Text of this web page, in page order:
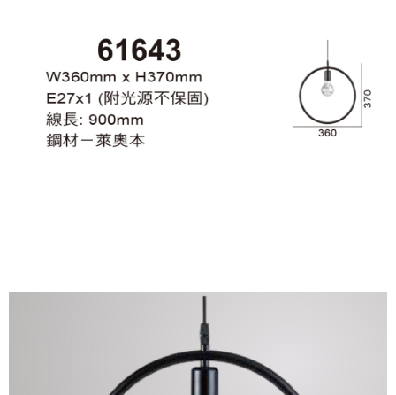
３．未成年的使用者請事先徵得法定代理人或監護人之同意方可使用
「AFTEE先享後付」，若未經同意申辦者引起之損失，本公司不負相關責
４．使用「AFTEE先享後付」時，將依據個別帳號之用戶狀況，依本公司即
時審查核予不同之上限額度；若仍有額度不足之情形，本公司將視審查結果
請求用戶進行身份認證。
５．嚴禁一人註冊多個帳號或使用他人資訊註冊。若發現惡意使用之情形，